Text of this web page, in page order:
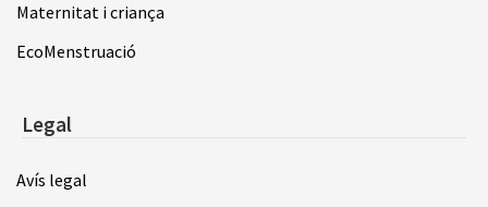
Maternitat i criança
EcoMenstruació
Legal
Avís legal